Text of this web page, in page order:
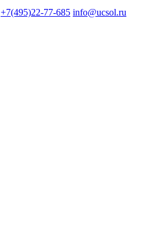
+7(495)22-77-685 info@ucsol.ru